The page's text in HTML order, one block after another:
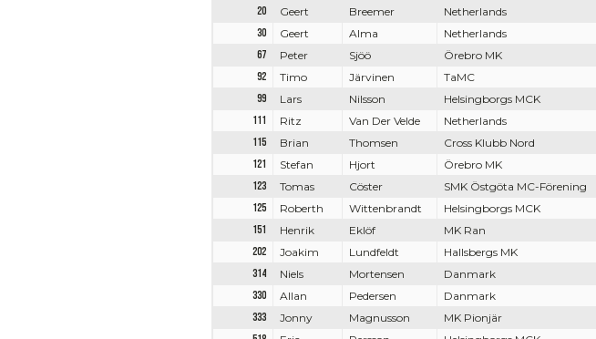
20
Geert Breemer Netherlands
30
Geert Alma Netherlands
67
Peter Sjöö Örebro MK
92
Timo Järvinen TaMC
99
Lars Nilsson Helsingborgs MCK
111
Ritz Van Der Velde Netherlands
115
Brian Thomsen Cross Klubb Nord
121
Stefan Hjort Örebro MK
123
Tomas Cöster SMK Östgöta MC-Förening
125
Roberth Wittenbrandt Helsingborgs MCK
151
Henrik Eklöf MK Ran
202
Joakim Lundfeldt Hallsbergs MK
314
Niels Mortensen Danmark
330
Allan Pedersen Danmark
333
Jonny Magnusson MK Pionjär